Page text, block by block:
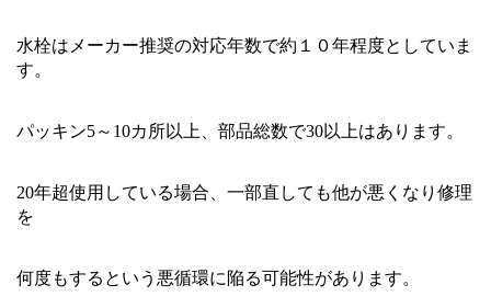
水栓はメーカー推奨の対応年数で約１０年程度としていま
す。
パッキン5～10カ所以上、部品総数で30以上はあります。
20年超使用している場合、一部直しても他が悪くなり修理
を
何度もするという悪循環に陥る可能性があります。